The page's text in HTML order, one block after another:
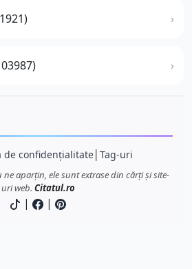
de confidențialitate│ Tag-uri
ne aparțin, ele sunt extrase din cărți și site-
uri web. Citatul.ro
| |